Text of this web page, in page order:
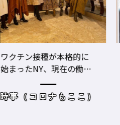
ワクチン接種が本格的に
始まったNY、現在の働き
方＆街の様子
時事（コロナもここ）